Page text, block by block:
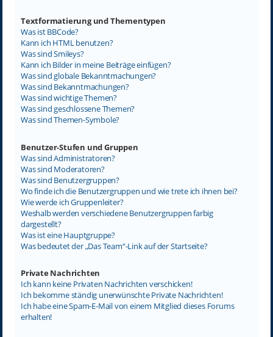
Textformatierung und Thementypen
Was ist BBCode?
Kann ich HTML benutzen?
Was sind Smileys?
Kann ich Bilder in meine Beiträge einfügen?
Was sind globale Bekanntmachungen?
Was sind Bekanntmachungen?
Was sind wichtige Themen?
Was sind geschlossene Themen?
Was sind Themen-Symbole?
Benutzer-Stufen und Gruppen
Was sind Administratoren?
Was sind Moderatoren?
Was sind Benutzergruppen?
Wo finde ich die Benutzergruppen und wie trete ich ihnen bei?
Wie werde ich Gruppenleiter?
Weshalb werden verschiedene Benutzergruppen farbig
dargestellt?
Was ist eine Hauptgruppe?
Was bedeutet der „Das Team“-Link auf der Startseite?
Private Nachrichten
Ich kann keine Privaten Nachrichten verschicken!
Ich bekomme ständig unerwünschte Private Nachrichten!
Ich habe eine Spam-E-Mail von einem Mitglied dieses Forums
erhalten!